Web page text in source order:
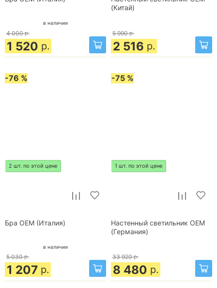
в наличии
4 000 р.
1 520 р.
(Китай)
5 990 р.
2 516 р.
-76 %
2 шт. по этой цене
Бра OEM (Италия)
в наличии
5 030 р.
1 207 р.
-75 %
1 шт. по этой цене
Настенный светильник OEM
(Германия)
33 920 р.
8 480 р.